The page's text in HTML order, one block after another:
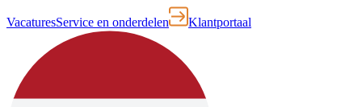
VacaturesService en onderdelen Klantportaal